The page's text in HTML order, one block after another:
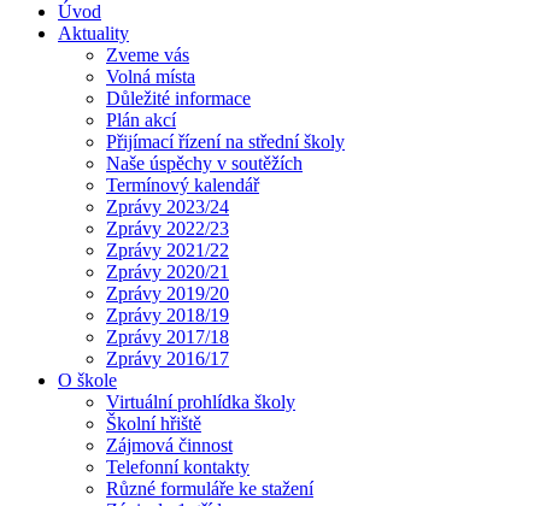
Úvod
Aktuality
Zveme vás
Volná místa
Důležité informace
Plán akcí
Přijímací řízení na střední školy
Naše úspěchy v soutěžích
Termínový kalendář
Zprávy 2023/24
Zprávy 2022/23
Zprávy 2021/22
Zprávy 2020/21
Zprávy 2019/20
Zprávy 2018/19
Zprávy 2017/18
Zprávy 2016/17
O škole
Virtuální prohlídka školy
Školní hřiště
Zájmová činnost
Telefonní kontakty
Různé formuláře ke stažení